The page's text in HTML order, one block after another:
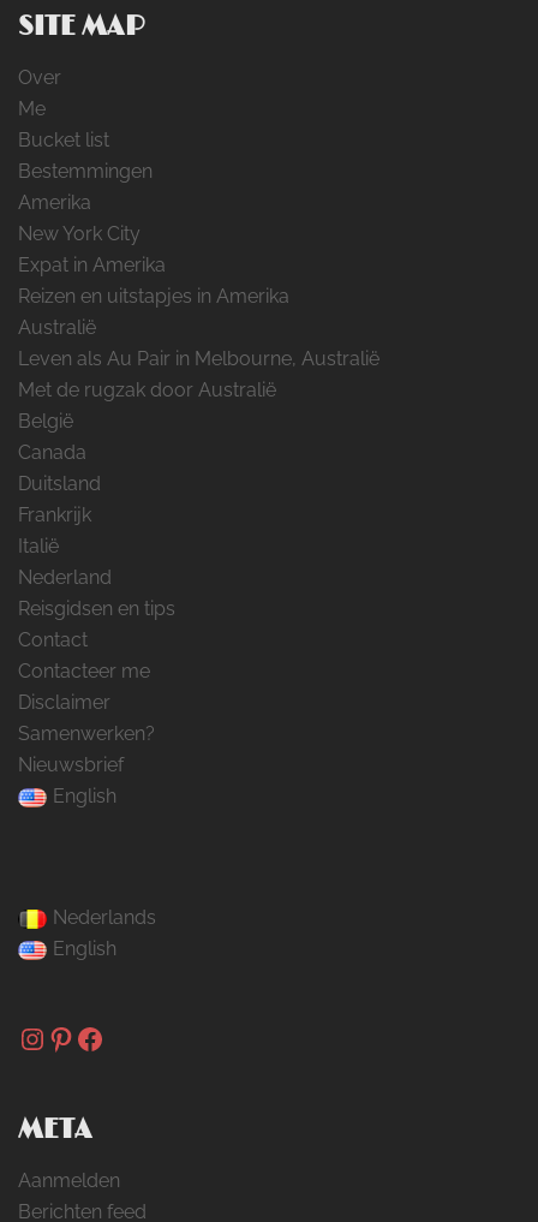
SITE MAP
Over
Me
Bucket list
Bestemmingen
Amerika
New York City
Expat in Amerika
Reizen en uitstapjes in Amerika
Australië
Leven als Au Pair in Melbourne, Australië
Met de rugzak door Australië
België
Canada
Duitsland
Frankrijk
Italië
Nederland
Reisgidsen en tips
Contact
Contacteer me
Disclaimer
Samenwerken?
Nieuwsbrief
English
Nederlands
English
Instagram
Pinterest
Facebook
META
Aanmelden
Berichten feed